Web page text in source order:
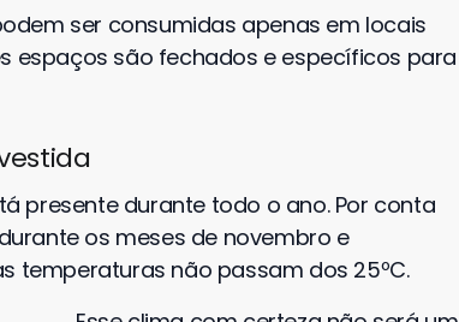
ser consumidas apenas em locais
espaços são fechados e específicos para
presente durante todo o ano. Por conta
os meses de novembro e
temperaturas não passam dos 25ºC.